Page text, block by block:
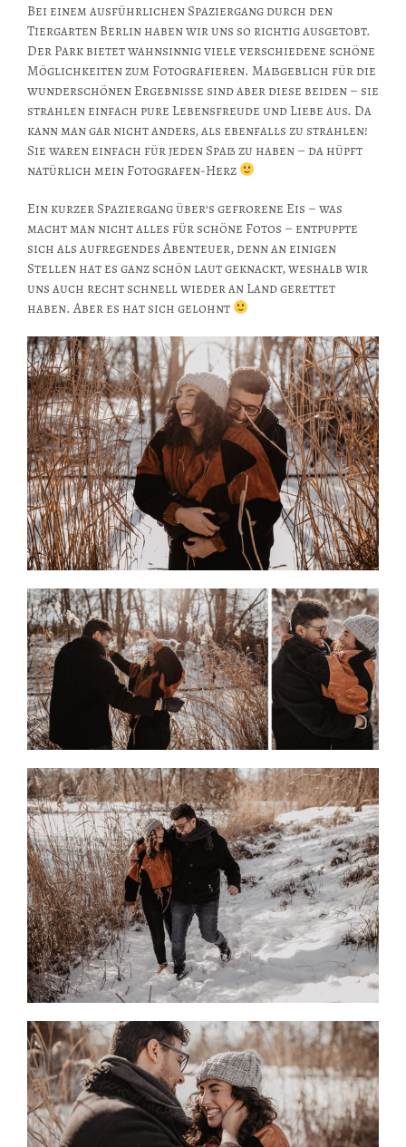
Bei einem ausführlichen Spaziergang durch den
Tiergarten Berlin haben wir uns so richtig ausgetobt.
Der Park bietet wahnsinnig viele verschiedene schöne
Möglichkeiten zum Fotografieren. Maßgeblich für die
wunderschönen Ergebnisse sind aber diese beiden – sie
strahlen einfach pure Lebensfreude und Liebe aus. Da
kann man gar nicht anders, als ebenfalls zu strahlen!
Sie waren einfach für jeden Spaß zu haben – da hüpft
natürlich mein Fotografen-Herz
Ein kurzer Spaziergang über’s gefrorene Eis – was
macht man nicht alles für schöne Fotos – entpuppte
sich als aufregendes Abenteuer, denn an einigen
Stellen hat es ganz schön laut geknackt, weshalb wir
uns auch recht schnell wieder an Land gerettet
haben. Aber es hat sich gelohnt